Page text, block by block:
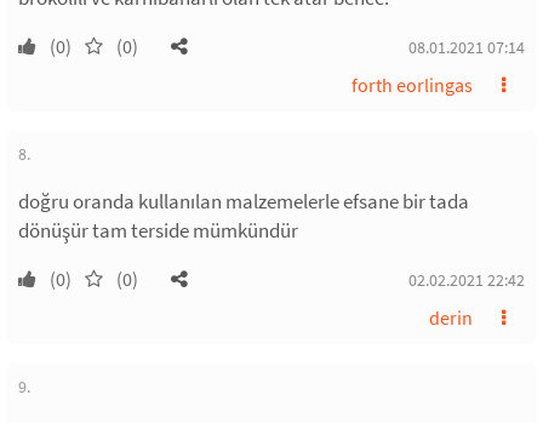
(0) (0) 08.01.2021 07:14
forth eorlingas
8.
doğru oranda kullanılan malzemelerle efsane bir tada
dönüşür tam terside mümkündür
(0) (0) 02.02.2021 22:42
derin
9.